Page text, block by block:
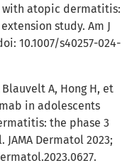
with atopic dermatitis:
study. Am J
10.1007/s40257-024-
Blauvelt A, Hong H, et
in adolescents
the phase 3
Dermatol 2023;